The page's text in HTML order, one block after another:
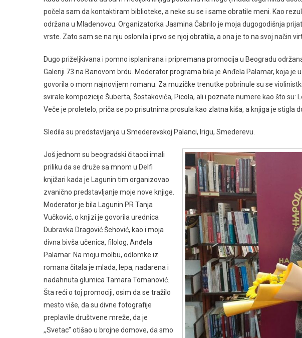
počela sam da kontaktiram biblioteke, a neke su se i same obratile meni. Kao
održana u Mladenovcu. Organizatorka Jasmina Čabrilo je moja dugogodišnja
vrste. Zato sam se na nju oslonila i prvo se njoj obratila, a ona je to na svoj način
Dugo priželjkivana i pomno isplanirana i pripremana promocija u Beogradu
Galeriji 73 na Banovom brdu. Moderator programa bila je Anđela Palamar, koja je
govorila o mom najnovijem romanu. Za muzičke trenutke pobrinule su se
svirale kompozicije Šuberta, Šostakoviča, Picola, ali i poznate numere kao što su:
Veče je proletelo, priča se po prisutnima prosula kao zlatna kiša, a knjiga je stigla
Sledila su predstavljanja u Smederevskoj Palanci, Irigu, Smederevu.
Još jednom su beogradski čitaoci imali
priliku da se druže sa mnom u Delfi
knjižari kada je Lagunin tim organizovao
zvanično predstavljanje moje nove knjige.
Moderator je bila Lagunin PR Tanja
Vučković, o knjizi je govorila urednica
Dubravka Dragović Šehović, kao i moja
divna bivša učenica, filolog, Anđela
Palamar. Na moju molbu, odlomke iz
romana čitala je mlada, lepa, nadarena i
nadahnuta glumica Tamara Tomanović.
Šta reći o toj promociji, osim da se tražilo
mesto više, da su divne fotografije
preplavile društvene mreže, da je
,,Svetac’’ otišao u brojne domove, da smo